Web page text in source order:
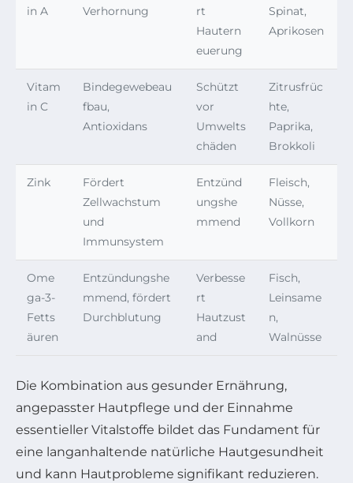
in A
Verhornung
rt
Hautern
euerung
Spinat,
Aprikosen
Vitam
in C
Bindegewebeau
fbau,
Antioxidans
Schützt
vor
Umwelts
chäden
Zitrusfrüc
hte,
Paprika,
Brokkoli
Zink
Fördert
Zellwachstum
und
Immunsystem
Entzünd
ungshe
mmend
Fleisch,
Nüsse,
Vollkorn
Ome
ga-3-
Fetts
äuren
Entzündungshe
mmend, fördert
Durchblutung
Verbesse
rt
Hautzust
and
Fisch,
Leinsame
n,
Walnüsse
Die Kombination aus gesunder Ernährung,
angepasster Hautpflege und der Einnahme
essentieller Vitalstoffe bildet das Fundament für
eine langanhaltende natürliche Hautgesundheit
und kann Hautprobleme signifikant reduzieren.